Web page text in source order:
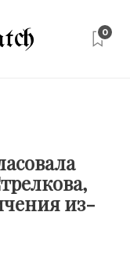
0
из-